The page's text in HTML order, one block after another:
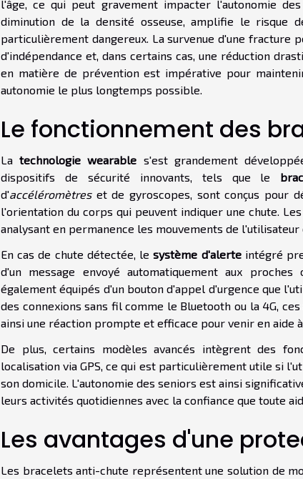
l'âge, ce qui peut gravement impacter l'autonomie
diminution de la densité osseuse, amplifie le risque
particulièrement dangereux. La survenue d'une fracture
d'indépendance et, dans certains cas, une réduction
en matière de prévention est impérative pour
autonomie le plus longtemps possible.
Le fonctionnement des
Latechnologie wearable s'est grandement
dispositifs de sécurité innovants, tels que le
d'accéléromètreset de gyroscopes, sont conçus pour
l'orientation du corps qui peuvent indiquer une chute. Les
analysant en permanence les mouvements de l'utilisateur
En cas de chute détectée, lesystème d'alerteintégré
d'un message envoyé automatiquement aux
également équipés d'un bouton d'appel d'urgence que
des connexions sans fil comme le Bluetooth ou la 4G,
ainsi une réaction prompte et efficace pour venir en aide
De plus, certains modèles avancés intègrent des
localisation via GPS, ce qui est particulièrement utile si
son domicile. L'autonomie des seniors est ainsi
leurs activités quotidiennes avec la confiance que toute
Les avantages d'une
Les bracelets anti-chute représentent une solution de